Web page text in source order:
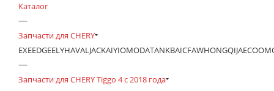
Каталог
—
Запчасти для CHERY
EXEEDGEELYHAVALJACKAIYIOMODATANKBAICFAWHONGQIJAECOO
—
Запчасти для CHERY Tiggo 4 с 2018 года